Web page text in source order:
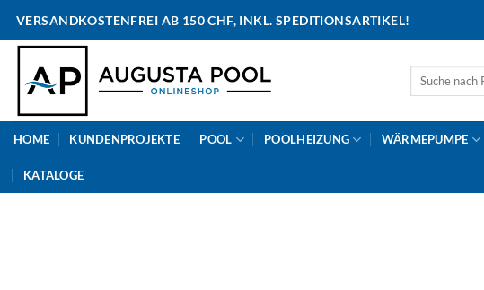
VERSANDKOSTENFREI AB 150 CHF, INKL. SPEDITIONSARTIKEL!
Suche
HOME KUNDENPROJEKTE POOL POOLHEIZUNG WÄRMEPUMPE
KATALOGE